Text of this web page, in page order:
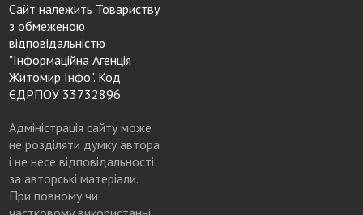
Сайт належить Товариству
з обмеженою
відповідальністю
"Інформаційна Агенція
Житомир Інфо". Код
ЄДРПОУ 33732896
Адміністрація сайту може
не розділяти думку автора
і не несе відповідальності
за авторські матеріали.
При повному чи